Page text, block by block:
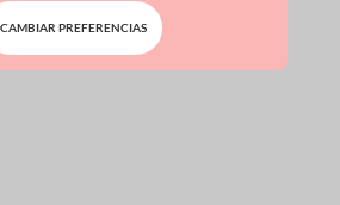
CAMBIAR PREFERENCIAS